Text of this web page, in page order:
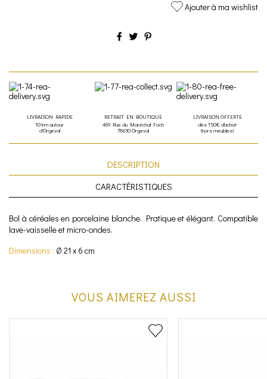
Ajouter à ma wishlist
LIVRAISON RAPIDE
10 km autour
d'Orgeval
RETRAIT EN BOUTIQUE
469 Rue du Maréchal Foch
78630 Orgeval
LIVRAISON OFFERTE
dès 150€ d'achat
(hors meubles)
DESCRIPTION
CARACTÉRISTIQUES
Bol à céréales en porcelaine blanche. Pratique et élégant. Compatible
lave-vaisselle et micro-ondes.
Dimensions : Ø 21 x 6 cm
VOUS AIMEREZ AUSSI